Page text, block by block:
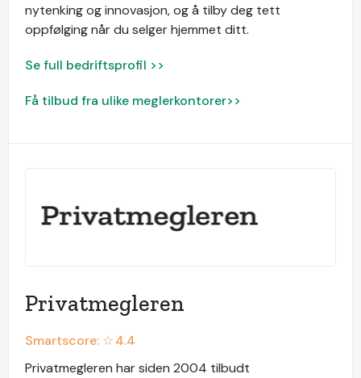
nytenking og innovasjon, og å tilby deg tett
oppfølging når du selger hjemmet ditt.
Se full bedriftsprofil >>
Få tilbud fra ulike meglerkontorer>>
Privatmegleren
Smartscore: ☆4.4
Privatmegleren har siden 2004 tilbudt